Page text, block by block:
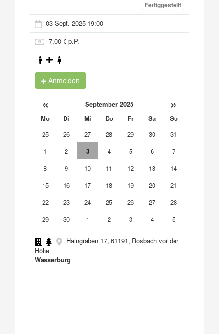
Fertiggestellt
03 Sept. 2025 19:00
7,00 € p.P.
Anmelden
« September 2025 »
Mo Di Mi Do Fr Sa
So
25
26 27 28 29 30
31
1
2 3 4 5 6
7
8
9 10 11 12 13
14
15
16 17 18 19 20
21
22
23 24 25 26 27
28
29
30 1 2 3 4 5
Haingraben 17, 61191, Rosbach vor der
Höhe
Wasserburg